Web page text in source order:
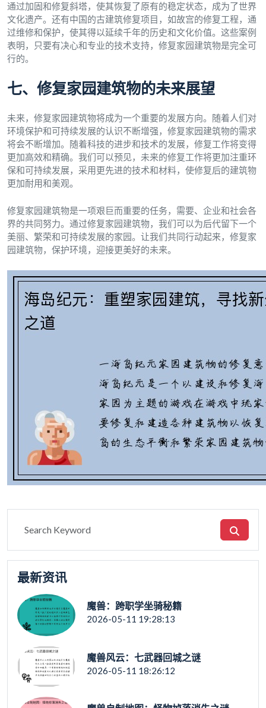
通过加固和修复斜塔，使其恢复了原有的稳定状态，成为了世界
文化遗产。还有中国的古建筑修复项目，如故宫的修复工程，通
过维修和保护，使其得以延续千年的历史和文化价值。这些案例
表明，只要有决心和专业的技术支持，修复家园建筑物是完全可
行的。
七、修复家园建筑物的未来展望
未来，修复家园建筑物将成为一个重要的发展方向。随着人们对
环境保护和可持续发展的认识不断增强，修复家园建筑物的需求
将会不断增加。随着科技的进步和技术的发展，修复工作将变得
更加高效和精确。我们可以预见，未来的修复工作将更加注重环
保和可持续发展，采用更先进的技术和材料，使修复后的建筑物
更加耐用和美观。
修复家园建筑物是一项艰巨而重要的任务，需要、企业和社会各
界的共同努力。通过修复家园建筑物，我们可以为后代留下一个
美丽、繁荣和可持续发展的家园。让我们共同行动起来，修复家
园建筑物，保护环境，迎接更美好的未来。
最新资讯
魔兽：跨职学坐骑秘籍
2026-05-11 19:28:13
魔兽风云：七武器回城之谜
2026-05-11 18:26:12